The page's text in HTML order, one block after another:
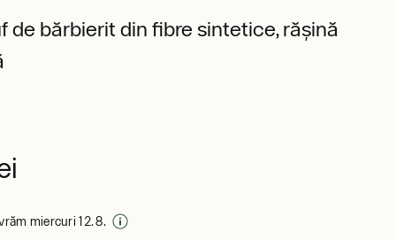
de bărbierit din fibre sintetice, rășină
miercuri 12. 8.